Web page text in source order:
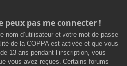
peux pas me connecter !
nom d’utilisateur et votre mot de passe
de la COPPA est activée et que vous
13 ans pendant l’inscription, vous
vous avez reçues. Certains forums